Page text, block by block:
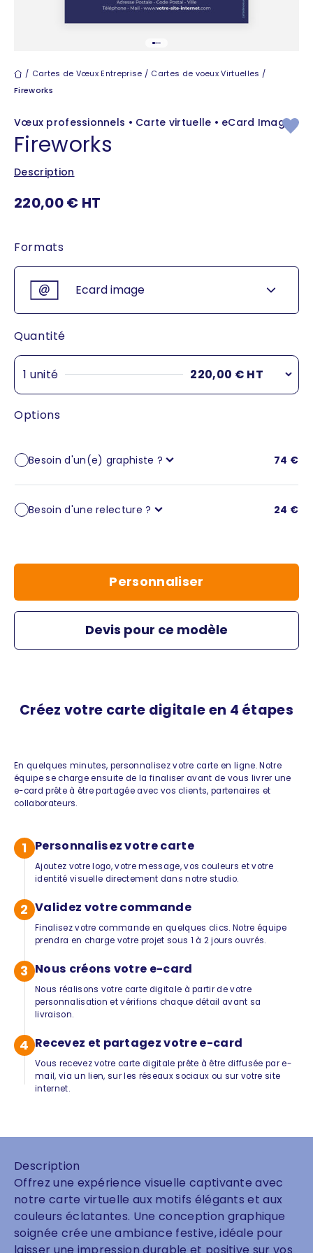
Cartes de vœux
Cartes de Vœux Entreprise
Cartes de voeux Virtuelles
Fireworks
Vœux professionnels • Carte virtuelle • eCard Image
Fireworks
Description
Prix de vente
220,00 € HT
Formats
Ecard image
Quantité
1 unité
220,00 € HT
Options
Besoin d'un(e) graphiste ? 74 €
Besoin d'une relecture ? 24 €
Personnaliser
Devis pour ce modèle
Créez votre carte digitale en 4 étapes
En quelques minutes, personnalisez votre carte en ligne. Notre
équipe se charge ensuite de la finaliser avant de vous livrer une
e-card prête à être partagée avec vos clients, partenaires et
collaborateurs.
1 Personnalisez votre carte
Ajoutez votre logo, votre message, vos couleurs et votre
identité visuelle directement dans notre studio.
2 Validez votre commande
Finalisez votre commande en quelques clics. Notre équipe
prendra en charge votre projet sous 1 à 2 jours ouvrés.
3 Nous créons votre e-card
Nous réalisons votre carte digitale à partir de votre
personnalisation et vérifions chaque détail avant sa
livraison.
4 Recevez et partagez votre e-card
Vous recevez votre carte digitale prête à être diffusée par e-
mail, via un lien, sur les réseaux sociaux ou sur votre site
internet.
Description
Offrez une expérience visuelle captivante avec
notre carte virtuelle aux motifs élégants et aux
couleurs éclatantes. Une conception graphique
soignée crée une ambiance festive, idéale pour
laisser une impression durable et positive sur vos